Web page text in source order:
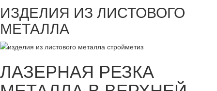
ИЗДЕЛИЯ ИЗ ЛИСТОВОГО
МЕТАЛЛА
ЛАЗЕРНАЯ РЕЗКА